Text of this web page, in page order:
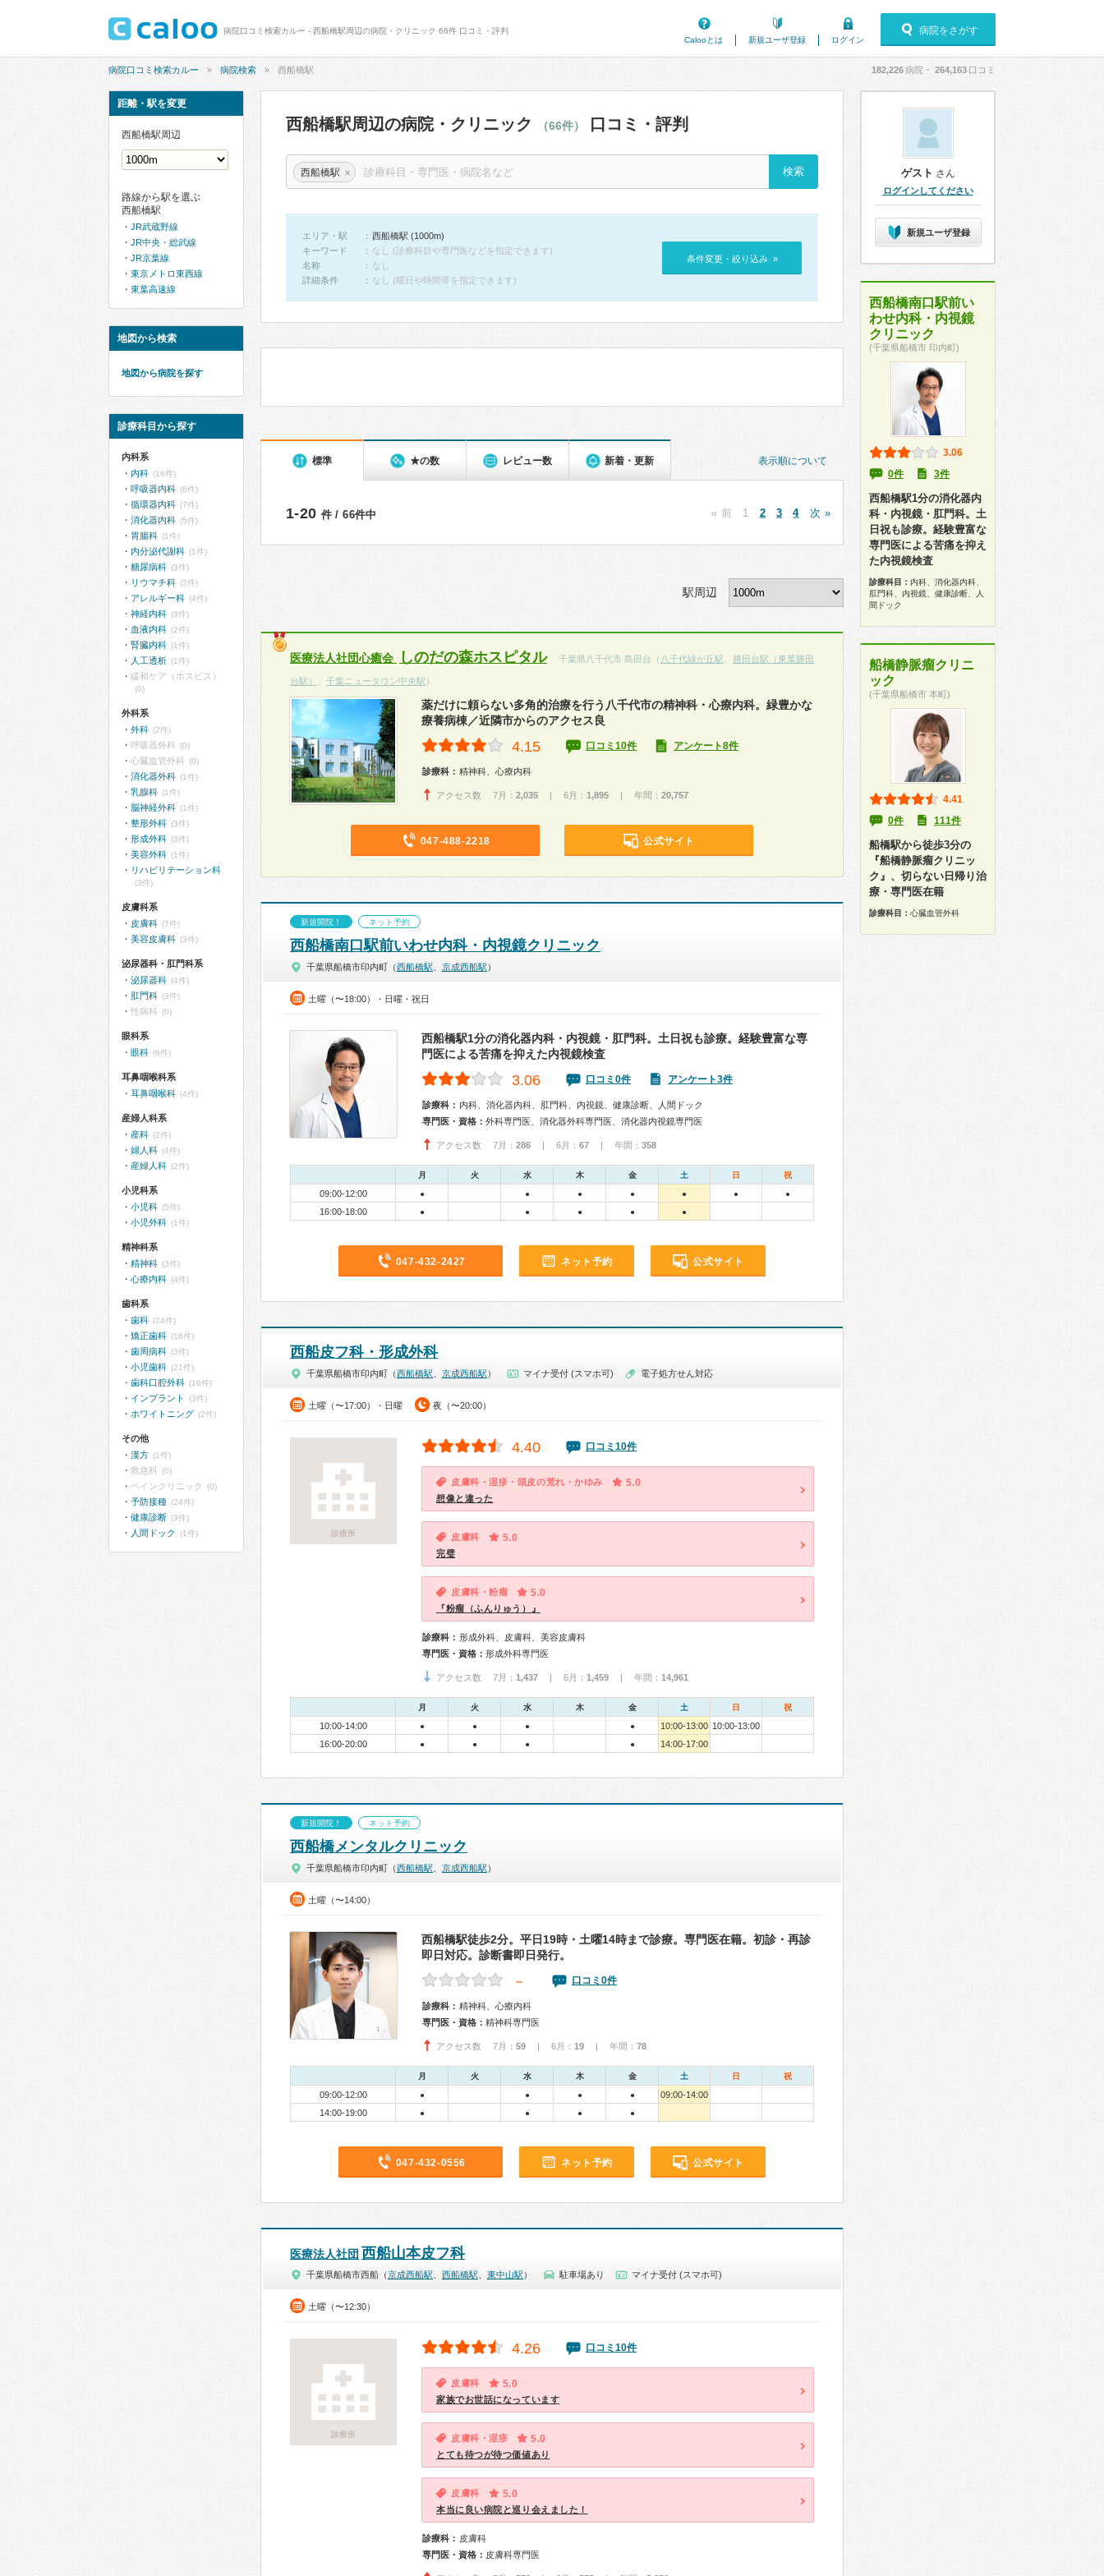
病院口コミ検索カルー - 西船橋駅周辺の病院・クリニック 66件 口コミ・評判
Calooとは
新規ユーザ登録 ログイン
病院をさがす
病院口コミ検索カルー 病院検索 西船橋駅 182,226病院・ 264,163 口コミ
西船橋駅周辺の病院・クリニック （66件） 口コミ・評判
西船橋駅 ×
エリア・駅
西船橋駅 (1000m)
キーワード
なし (診療科目や専門医などを指定できます)
名称
なし
詳細条件
なし (曜日や時間帯を指定できます)
条件変更・絞り込み »
表示順について
標準 ★の数 レビュー数 新着・更新
1-20 件 / 66件中 « 前 1 2 3 4 次 »
駅周辺
医療法人社団心癒会 しのだの森ホスピタル 千葉県八千代市 島田台（ 八千代緑が丘駅 勝田台駅（東葉勝田
台駅） 千葉ニュータウン中央駅 ）
薬だけに頼らない多角的治療を行う八千代市の精神科・心療内科。緑豊かな
療養病棟／近隣市からのアクセス良
4.15 口コミ10件 アンケート8件
診療科： 精神科、心療内科
アクセス数 7月： 2,035 | 6月： 1,895 | 年間： 20,757
047-488-2218 公式サイト
新規開院！ ネット予約
西船橋南口駅前いわせ内科・内視鏡クリニック
千葉県船橋市印内町（西船橋駅 京成西船駅 ）
土曜（〜18:00）・日曜・祝日
西船橋駅1分の消化器内科・内視鏡・肛門科。土日祝も診療。経験豊富な専
門医による苦痛を抑えた内視鏡検査
3.06 口コミ0件 アンケート3件
診療科： 内科、消化器内科、肛門科、内視鏡、健康診断、人間ドック
専門医・資格： 外科専門医、消化器外科専門医、消化器内視鏡専門医
アクセス数 7月： 286 | 6月： 67 | 年間： 358
月 火 水 木 金 土 日 祝
09:00-12:00 ● ● ● ● ● ● ●
16:00-18:00 ● ● ● ● ●
047-432-2427 ネット予約 公式サイト
西船皮フ科・形成外科
千葉県船橋市印内町（西船橋駅 京成西船駅 ） マイナ受付 (スマホ可) 電子処方せん対応
土曜（〜17:00）・日曜 夜（〜20:00）
診療所
4.40 口コミ10件
皮膚科・湿疹・頭皮の荒れ・かゆみ 5.0
想像と違った
皮膚科 5.0
完璧
皮膚科・粉瘤 5.0
『粉瘤（ふんりゅう）』
診療科： 形成外科、皮膚科、美容皮膚科
専門医・資格： 形成外科専門医
アクセス数 7月： 1,437 | 6月： 1,459 | 年間： 14,961
月 火 水 木 金 土 日 祝
10:00-14:00 ● ● ● ● 10:00-13:00 10:00-13:00
16:00-20:00
● ● ● ● 14:00-17:00
新規開院！ ネット予約
西船橋メンタルクリニック
千葉県船橋市印内町（西船橋駅 京成西船駅 ）
土曜（〜14:00）
西船橋駅徒歩2分。平日19時・土曜14時まで診療。専門医在籍。初診・再診
即日対応。診断書即日発行。
－ 口コミ0件
診療科： 精神科、心療内科
専門医・資格： 精神科専門医
アクセス数 7月： 59 | 6月： 19 | 年間： 78
月 火 水 木 金 土 日 祝
09:00-12:00 ● ● ● ●
09:00-14:00
14:00-19:00
● ● ● ●
047-432-0556 ネット予約 公式サイト
医療法人社団 西船山本皮フ科
千葉県船橋市西船（京成西船駅 西船橋駅 東中山駅 ） 駐車場あり マイナ受付 (スマホ可)
土曜（〜12:30）
診療所
4.26 口コミ10件
皮膚科 5.0
家族でお世話になっています
皮膚科・湿疹 5.0
とても待つが待つ価値あり
皮膚科 5.0
本当に良い病院と巡り会えました！
診療科： 皮膚科
専門医・資格： 皮膚科専門医
距離・駅を変更
西船橋駅周辺
路線から駅を選ぶ
西船橋駅
JR武蔵野線
JR中央・総武線
JR京葉線
東京メトロ東西線
東葉高速線
地図から検索
地図から病院を探す
診療科目から探す
内科系
内科 (16件)
呼吸器内科 (6件)
循環器内科 (7件)
消化器内科 (5件)
胃腸科 (1件)
内分泌代謝科 (1件)
糖尿病科 (3件)
リウマチ科 (2件)
アレルギー科 (4件)
神経内科 (3件)
血液内科 (2件)
腎臓内科 (1件)
人工透析 (1件)
緩和ケア（ホスピス）
(0)
外科系
外科 (2件)
呼吸器外科 (0)
心臓血管外科 (0)
消化器外科 (1件)
乳腺科 (1件)
脳神経外科 (1件)
整形外科 (3件)
形成外科 (3件)
美容外科 (1件)
リハビリテーション科
(3件)
皮膚科系
皮膚科 (7件)
美容皮膚科 (3件)
泌尿器科・肛門科系
泌尿器科 (4件)
肛門科 (3件)
性病科 (0)
眼科系
眼科 (6件)
耳鼻咽喉科系
耳鼻咽喉科 (4件)
産婦人科系
産科 (2件)
婦人科 (4件)
産婦人科 (2件)
小児科系
小児科 (5件)
小児外科 (1件)
精神科系
精神科 (3件)
心療内科 (4件)
歯科系
歯科 (24件)
矯正歯科 (16件)
歯周病科 (3件)
小児歯科 (21件)
歯科口腔外科 (16件)
インプラント (3件)
ホワイトニング (2件)
その他
漢方 (1件)
救急科 (0)
ペインクリニック (0)
予防接種 (24件)
健康診断 (3件)
人間ドック (1件)
ゲスト さん
ログインしてください
新規ユーザ登録
西船橋南口駅前い
わせ内科・内視鏡
クリニック
(千葉県船橋市 印内町)
3.06
0件
3件
西船橋駅1分の消化器内
科・内視鏡・肛門科。土
日祝も診療。経験豊富な
専門医による苦痛を抑え
た内視鏡検査
診療科目： 内科、消化器内科、
肛門科、内視鏡、健康診断、人
間ドック
船橋静脈瘤クリニ
ック
(千葉県船橋市 本町)
4.41
0件
111件
船橋駅から徒歩3分の
『船橋静脈瘤クリニッ
ク』、切らない日帰り治
療・専門医在籍
診療科目： 心臓血管外科